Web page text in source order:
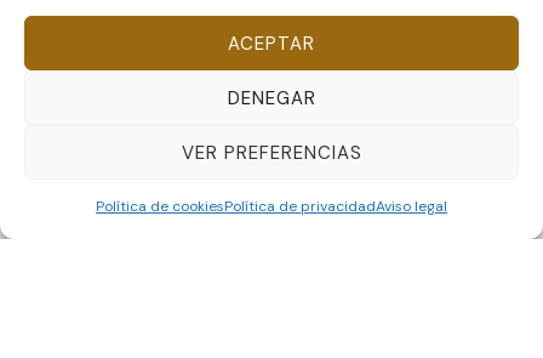
ACEPTAR
DENEGAR
VER PREFERENCIAS
Política de cookiesPolítica de privacidadAviso legal